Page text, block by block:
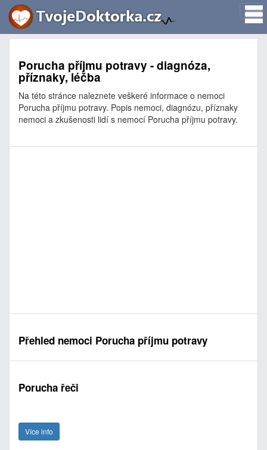
Porucha příjmu potravy - diagnóza,
příznaky, léčba
Na této stránce naleznete veškeré informace o nemoci
Porucha příjmu potravy. Popis nemoci, diagnózu, příznaky
nemoci a zkušenosti lidí s nemocí Porucha příjmu potravy.
Přehled nemoci Porucha příjmu potravy
Porucha řeči
Více info